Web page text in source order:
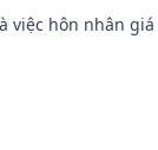
việc hôn nhân